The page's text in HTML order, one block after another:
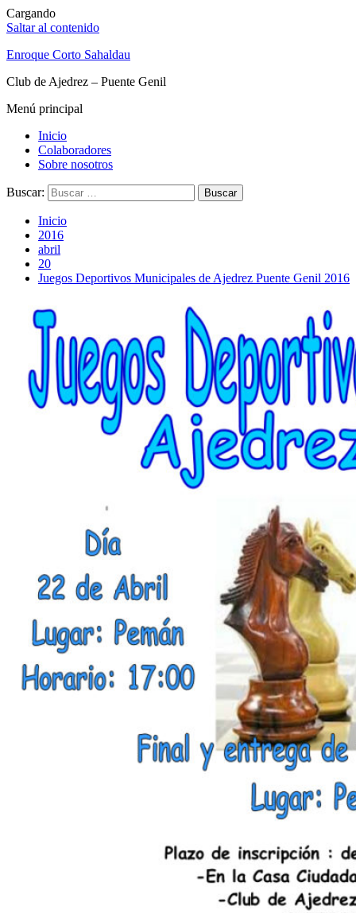
Cargando
Saltar al contenido
Enroque Corto Sahaldau
Club de Ajedrez – Puente Genil
Menú principal
Inicio
Colaboradores
Sobre nosotros
Buscar:
Inicio
2016
abril
20
Juegos Deportivos Municipales de Ajedrez Puente Genil 2016